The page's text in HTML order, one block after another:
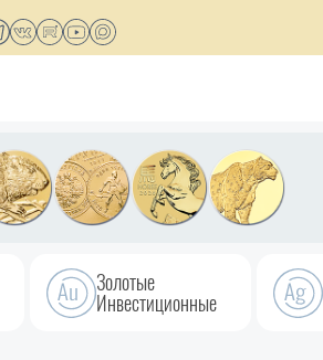
Золотые
Инвестиционные